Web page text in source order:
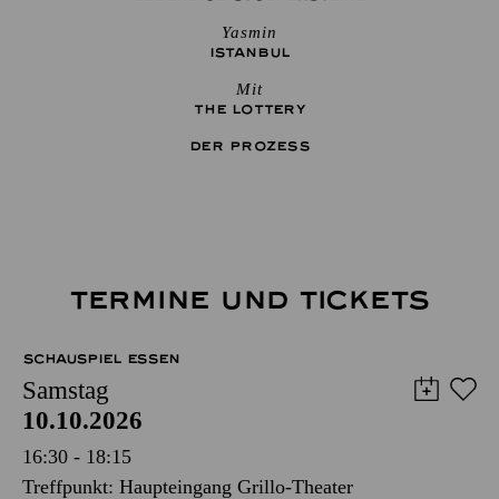
Yasmin
ISTANBUL
Mit
THE ­LOTTERY
DER PROZESS
TERMINE UND TICKETS
SCHAUSPIEL ESSEN
Samstag
10.10.2026
16:30 - 18:15
Treffpunkt: Haupteingang Grillo-Theater